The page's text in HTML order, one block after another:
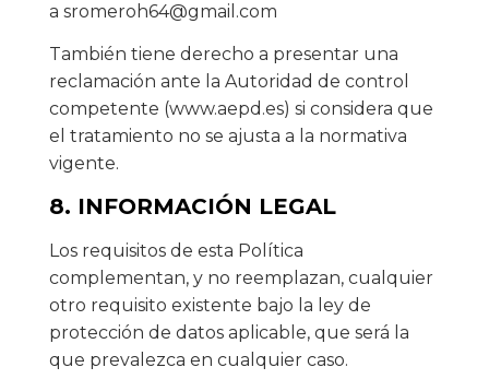
a sromeroh64@gmail.com
También tiene derecho a presentar una
reclamación ante la Autoridad de control
competente (www.aepd.es) si considera que
el tratamiento no se ajusta a la normativa
vigente.
8. INFORMACIÓN LEGAL
Los requisitos de esta Política
complementan, y no reemplazan, cualquier
otro requisito existente bajo la ley de
protección de datos aplicable, que será la
que prevalezca en cualquier caso.